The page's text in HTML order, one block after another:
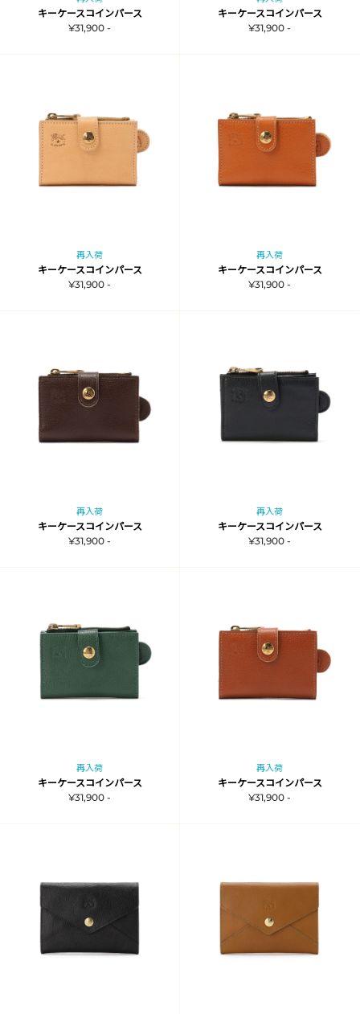
キーケースコインパース
¥31,900 -
キーケースコインパース
¥31,900 -
再入荷
キーケースコインパース
¥31,900 -
再入荷
キーケースコインパース
¥31,900 -
再入荷
キーケースコインパース
¥31,900 -
再入荷
キーケースコインパース
¥31,900 -
再入荷
キーケースコインパース
¥31,900 -
再入荷
キーケースコインパース
¥31,900 -